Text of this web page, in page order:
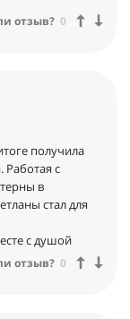
отзыв? 0
получила
Работая с
в
стал для
с душой
отзыв? 0